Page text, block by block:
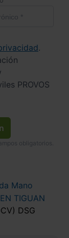
.
PROVOS
Mano
TIGUAN
DSG